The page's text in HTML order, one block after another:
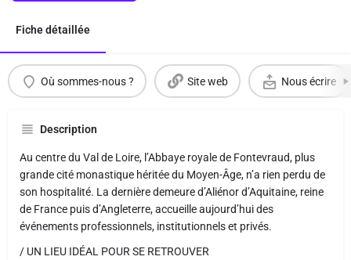
Fiche détaillée
Où sommes-nous ? Site web Nous écrire
Description
Au centre du Val de Loire, l’Abbaye royale de Fontevraud, plus
grande cité monastique héritée du Moyen-Âge, n’a rien perdu de
son hospitalité. La dernière demeure d’Aliénor d’Aquitaine, reine
de France puis d’Angleterre, accueille aujourd’hui des
événements professionnels, institutionnels et privés.
/ UN LIEU IDÉAL POUR SE RETROUVER